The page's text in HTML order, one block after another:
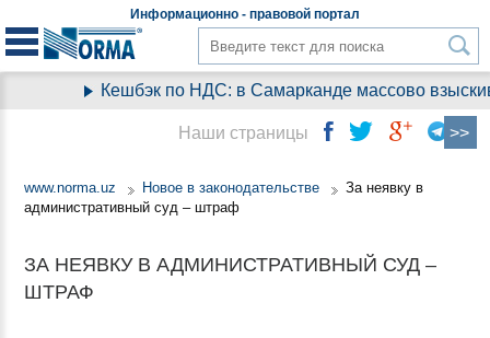
Информационно - правовой портал
Кешбэк по НДС: в Самарканде массово
www.norma.uz Новое в законодательстве
За неявку в
административный суд – штраф
ЗА НЕЯВКУ В АДМИНИСТРАТИВНЫЙ СУД –
ШТРАФ
Наши страницы